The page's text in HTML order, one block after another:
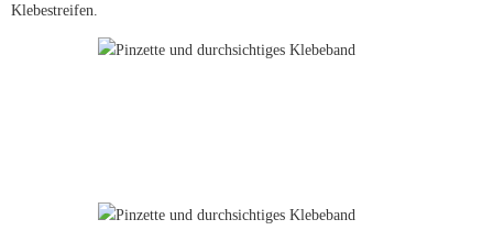
Klebestreifen.